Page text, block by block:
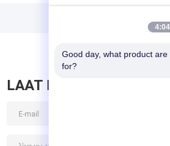
LAAT BERICHT ACHTER
Good day, what product are
for?